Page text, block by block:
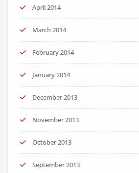
April 2014
March 2014
February 2014
January 2014
December 2013
November 2013
October 2013
September 2013